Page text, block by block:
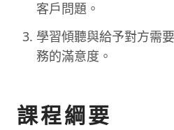
客戶問題。
學習傾聽與給予對方需
務的滿意度。
課程綱要